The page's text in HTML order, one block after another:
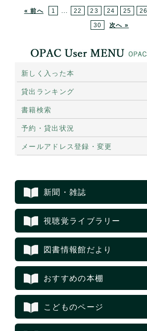
« 前へ 1 22 23 24 25 26
30 次へ »
新しく入った本
貸出ランキング
書籍検索
予約・貸出状況
メールアドレス登録・変更
新聞・雑誌
視聴覚ライブラリー
図書情報館だより
おすすめの本棚
こどものページ